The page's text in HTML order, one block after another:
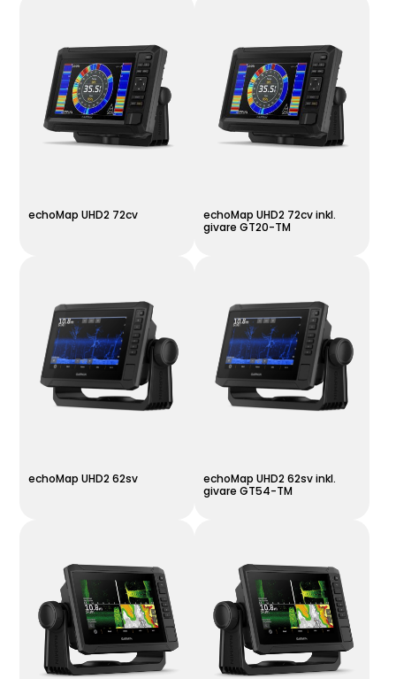
echoMap UHD2 72cv
echoMap UHD2 72cv inkl.
givare GT20-TM
echoMap UHD2 62sv
echoMap UHD2 62sv inkl.
givare GT54-TM